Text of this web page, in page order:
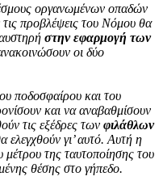
οργανωμένων οπαδών
τις προβλέψεις του Νόμου θα
στην εφαρμογή των
οι δύο
ποδοσφαίρου και του
και να αναβαθμίσουν
τις εξέδρες των φιλάθλων
γι’ αυτό. Αυτή η
μέτρου της ταυτοποίησης του
θέσης στο γήπεδο.